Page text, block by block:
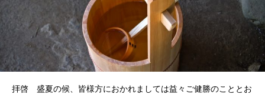
拝啓 盛夏の候、皆様方におかれましては益々ご健勝のこととお